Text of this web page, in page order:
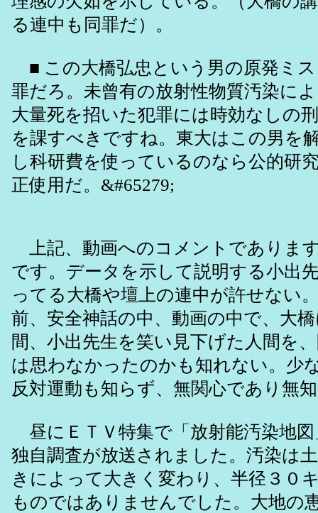
る連中も同罪だ）。
■ この大橋弘忠という男の原発ミ
罪だろ。未曾有の放射性物質汚染に
大量死を招いた犯罪には時効なしの
を課すべきですね。東大はこの男を
し科研費を使っているのなら公的研
正使用だ。&#65279;
上記、動画へのコメントでありま
です。データを示して説明する小出
ってる大橋や壇上の連中が許せない
前、安全神話の中、動画の中で、大
間、小出先生を笑い見下げた人間を
は思わなかったのかも知れない。少
反対運動も知らず、無関心であり無
昼にＥＴＶ特集で「放射能汚染地
独自調査が放送されました。汚染は
きによって大きく変わり、半径３０
ものではありませんでした。大地の